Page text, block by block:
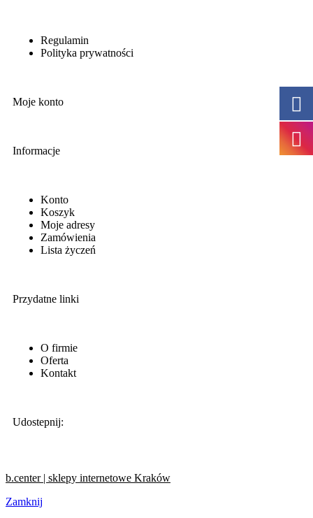
Regulamin
Polityka prywatności
Moje konto
Informacje
Konto
Koszyk
Moje adresy
Zamówienia
Lista życzeń
Przydatne linki
O firmie
Oferta
Kontakt
Udostepnij:
b.center | sklepy internetowe Kraków
Zamknij